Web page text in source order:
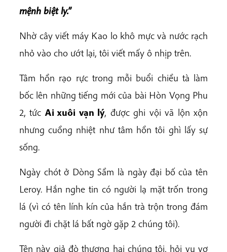
mệnh biệt ly.”
Nhờ cây viết máy Kao lo khô mực và nước rạch
nhỏ vào cho ướt lại, tôi viết mấy ô nhịp trên.
Tâm hồn rạo rực trong mỗi buổi chiều tà làm
bốc lên những tiếng mới của bài Hòn Vọng Phu
2, tức Ai xuôi vạn lý, được ghi vội vã lộn xộn
nhưng cuồng nhiệt như tâm hồn tôi ghì lấy sự
sống.
Ngày chót ở Dòng Sầm là ngày đại bố của tên
Leroy. Hắn nghe tin có người lạ mặt trốn trong
lá (vì có tên lính kín của hắn trà trộn trong đám
người đi chặt lá bất ngờ gặp 2 chúng tôi).
Tên này giả đò thương hai chúng tôi, hỏi vu vơ